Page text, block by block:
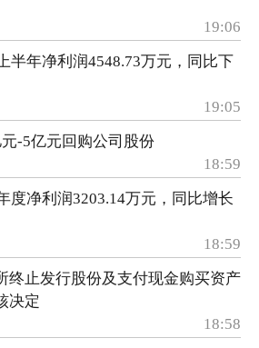
19:06
半年净利润4548.73万元，同比下
19:05
-5亿元回购公司股份
18:59
度净利润3203.14万元，同比增长
18:59
终止发行股份及支付现金购买资产
决定
18:58